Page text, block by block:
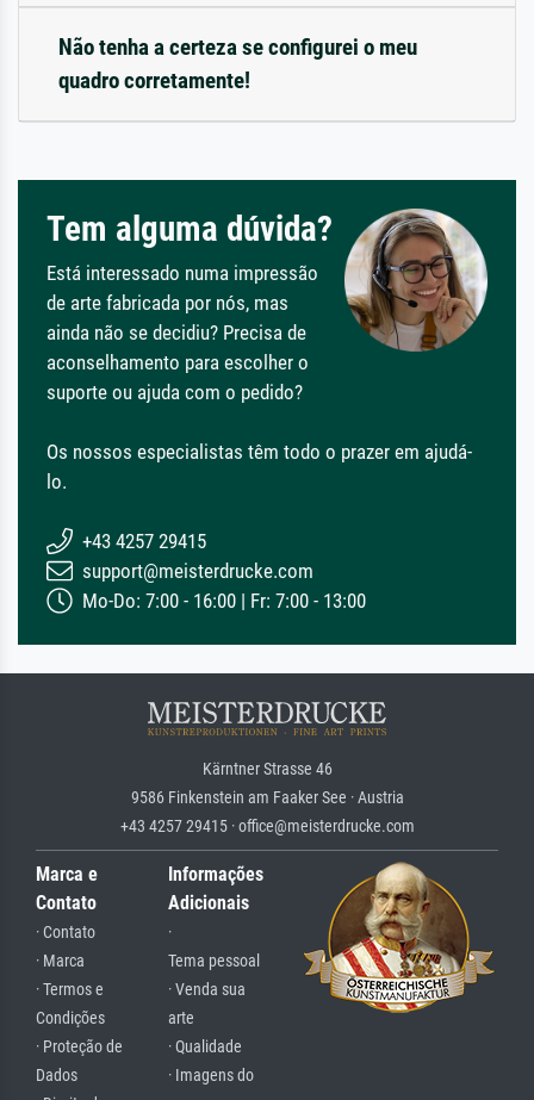
Não tenha a certeza se configurei o meu
quadro corretamente!
Tem alguma dúvida?
Está interessado numa impressão
de arte fabricada por nós, mas
ainda não se decidiu? Precisa de
aconselhamento para escolher o
suporte ou ajuda com o pedido?
Os nossos especialistas têm todo o prazer em ajudá-
lo.
+43 4257 29415
support@meisterdrucke.com
Mo-Do: 7:00 - 16:00 | Fr: 7:00 - 13:00
Kärntner Strasse 46
9586 Finkenstein am Faaker See · Austria
+43 4257 29415 · office@meisterdrucke.com
Marca e
Contato
· Contato
· Marca
· Termos e
Condições
· Proteção de
Dados
Informações
Adicionais
·
Tema pessoal
· Venda sua
arte
· Qualidade
· Imagens do